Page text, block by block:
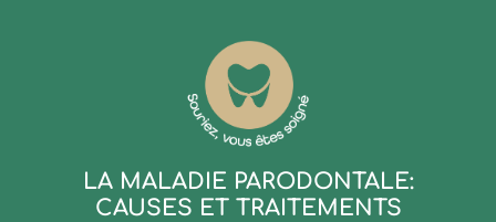
LA MALADIE PARODONTALE:
CAUSES ET TRAITEMENTS